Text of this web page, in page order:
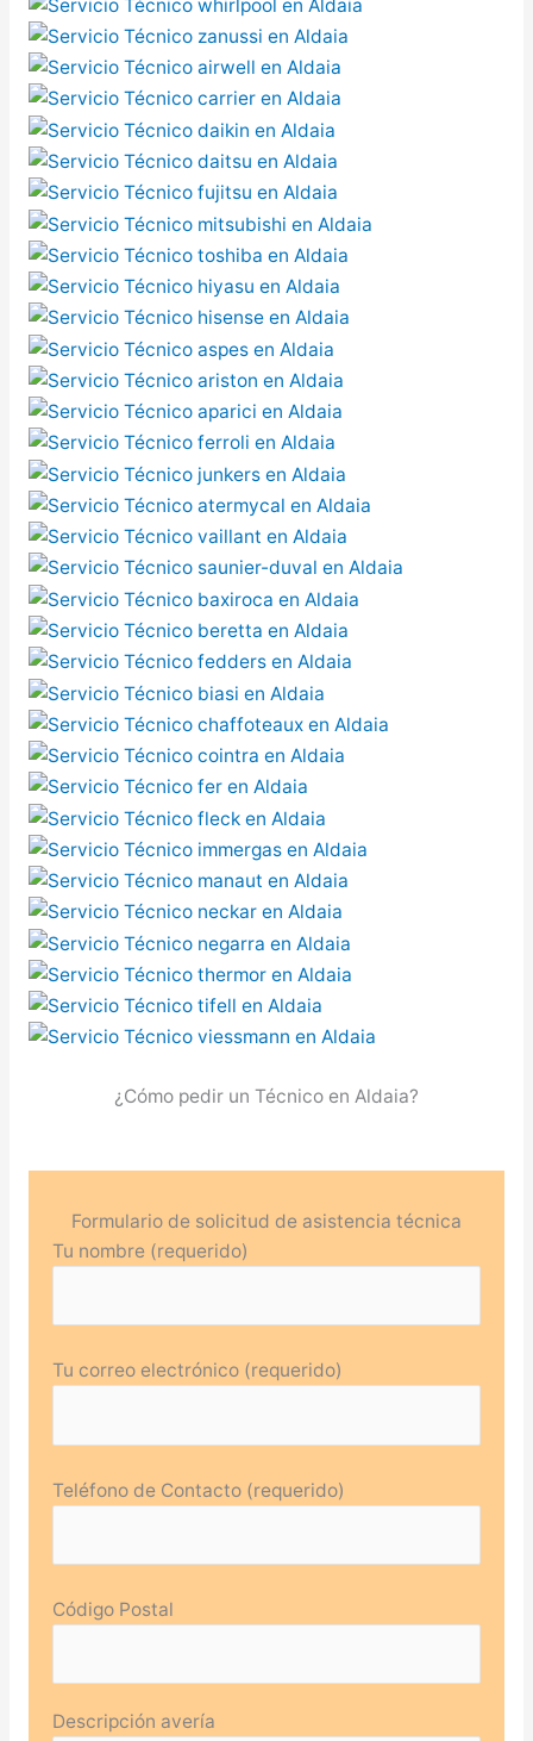
¿Cómo pedir un Técnico en Aldaia?
Formulario de solicitud de asistencia técnica
Tu nombre (requerido)
Tu correo electrónico (requerido)
Teléfono de Contacto (requerido)
Código Postal
Descripción avería